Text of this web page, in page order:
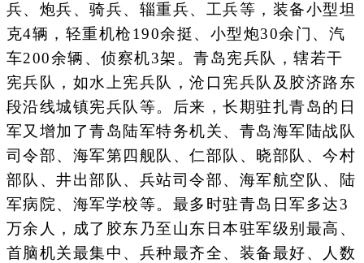
兵、炮兵、骑兵、辎重兵、工兵等，装备小型坦
克4辆，轻重机枪190余挺、小型炮30余门、汽
车200余辆、侦察机3架。青岛宪兵队，辖若干
宪兵队，如水上宪兵队，沧口宪兵队及胶济路东
段沿线城镇宪兵队等。后来，长期驻扎青岛的日
军又增加了青岛陆军特务机关、青岛海军陆战队
司令部、海军第四舰队、仁部队、晓部队、今村
部队、井出部队、兵站司令部、海军航空队、陆
军病院、海军学校等。最多时驻青岛日军多达3
万余人，成了胶东乃至山东日本驻军级别最高、
首脑机关最集中、兵种最齐全、装备最好、人数